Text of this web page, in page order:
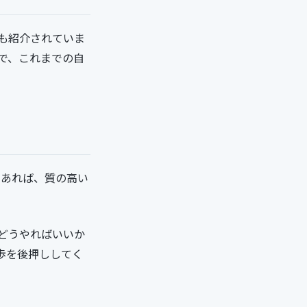
紹介されていま
、これまでの自
れば、質の高い
うやればいいか
を後押ししてく